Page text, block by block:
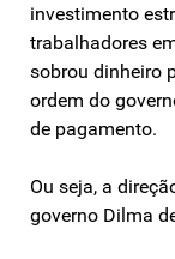
investimento
trabalhadores
sobrou dinheiro
ordem do
de pagamento.
Ou seja, a
governo Dilma